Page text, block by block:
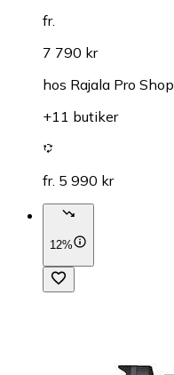
fr.
7 790 kr
hos Rajala Pro Shop
+11 butiker
fr. 5 990 kr
12%